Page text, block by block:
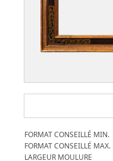
FORMAT CONSEILLÉ MIN.
FORMAT CONSEILLÉ MAX.
LARGEUR MOULURE